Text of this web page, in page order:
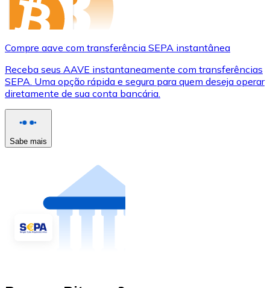
Compre aave com transferência SEPA instantânea
Receba seus AAVE instantaneamente com transferências
SEPA. Uma opção rápida e segura para quem deseja operar
diretamente de sua conta bancária.
Sabe mais